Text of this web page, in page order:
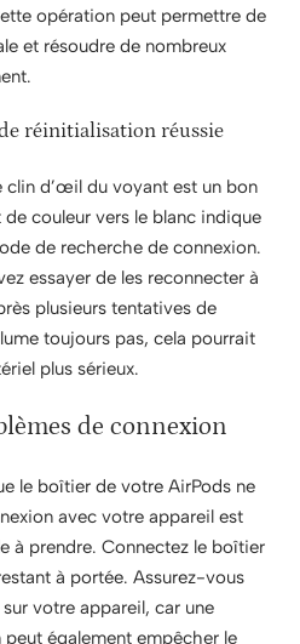
opération peut permettre de
et résoudre de nombreux
réinitialisation réussie
clin d’œil du voyant est un bon
couleur vers le blanc indique
de recherche de connexion.
essayer de les reconnecter à
plusieurs tentatives de
toujours pas, cela pourrait
plus sérieux.
de connexion
le boîtier de votre AirPods ne
avec votre appareil est
à prendre. Connectez le boîtier
à portée. Assurez-vous
votre appareil, car une
également empêcher le